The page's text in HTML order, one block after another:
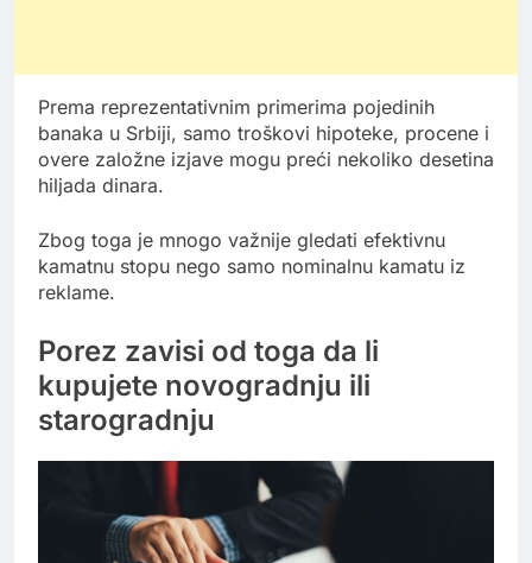
Prema reprezentativnim primerima pojedinih
banaka u Srbiji, samo troškovi hipoteke, procene i
overe založne izjave mogu preći nekoliko desetina
hiljada dinara.
Zbog toga je mnogo važnije gledati efektivnu
kamatnu stopu nego samo nominalnu kamatu iz
reklame.
Porez zavisi od toga da li
kupujete novogradnju ili
starogradnju